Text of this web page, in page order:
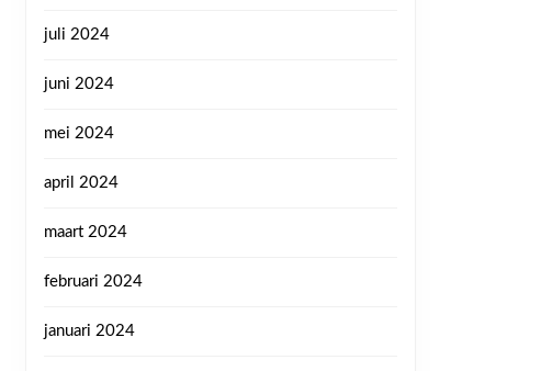
juli 2024
juni 2024
mei 2024
april 2024
maart 2024
februari 2024
januari 2024